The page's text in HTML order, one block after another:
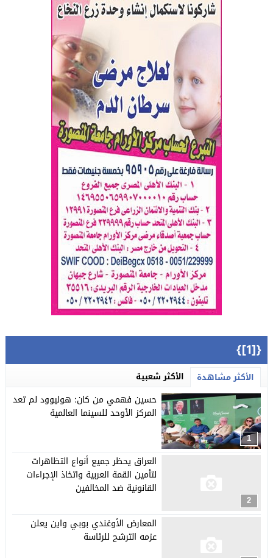
{[1]}
الأكثر مشاهدة الأكثر شعبية
1
حسين فهمي من كان: هوليوود لم تعد
المركز الأوحد للسينما العالمية
2
العراق يحظر جميع أنواع التظاهرات
لتأمين القمة العربية واتخاذ الإجراءات
القانونية ضد المخالفين
المعارض الأوغندي بوبي واين يعلن
عزمه الترشح للرئاسة